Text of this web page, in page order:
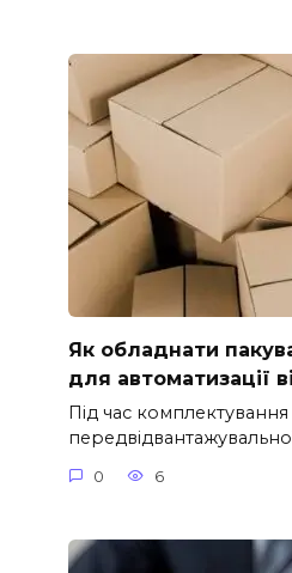
Як обладнати
для автоматизації
Під час
0 6